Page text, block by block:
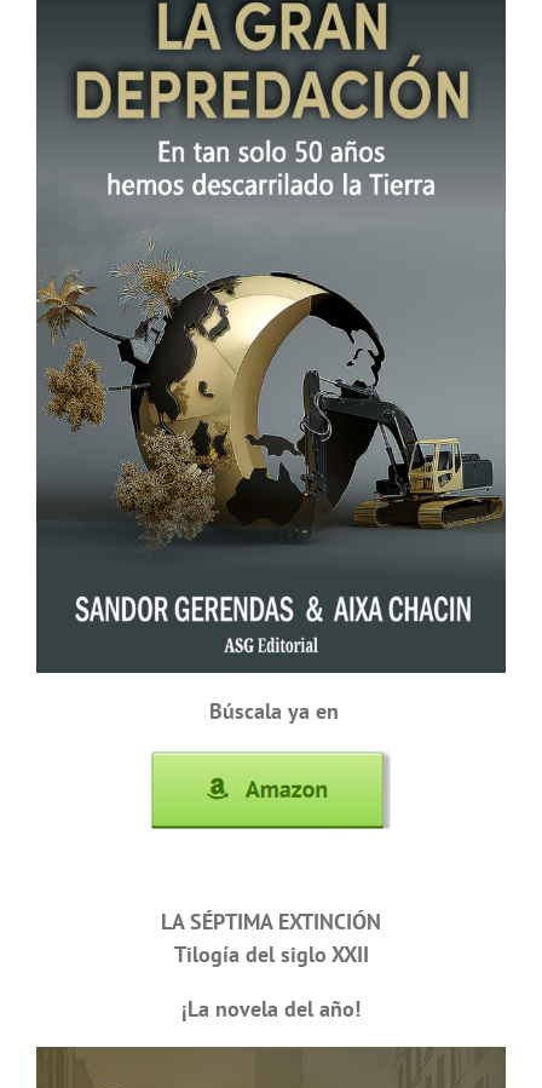
Búscala ya en
LA SÉPTIMA EXTINCIÓN
Tilogía del siglo XXII
¡La novela del año!